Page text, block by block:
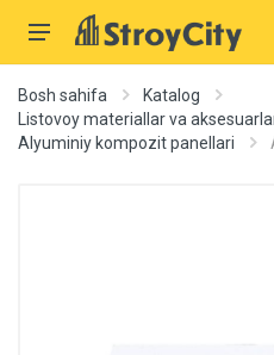
Bosh sahifa
Katalog
Listovoy materiallar va
Alyuminiy kompozit panellari